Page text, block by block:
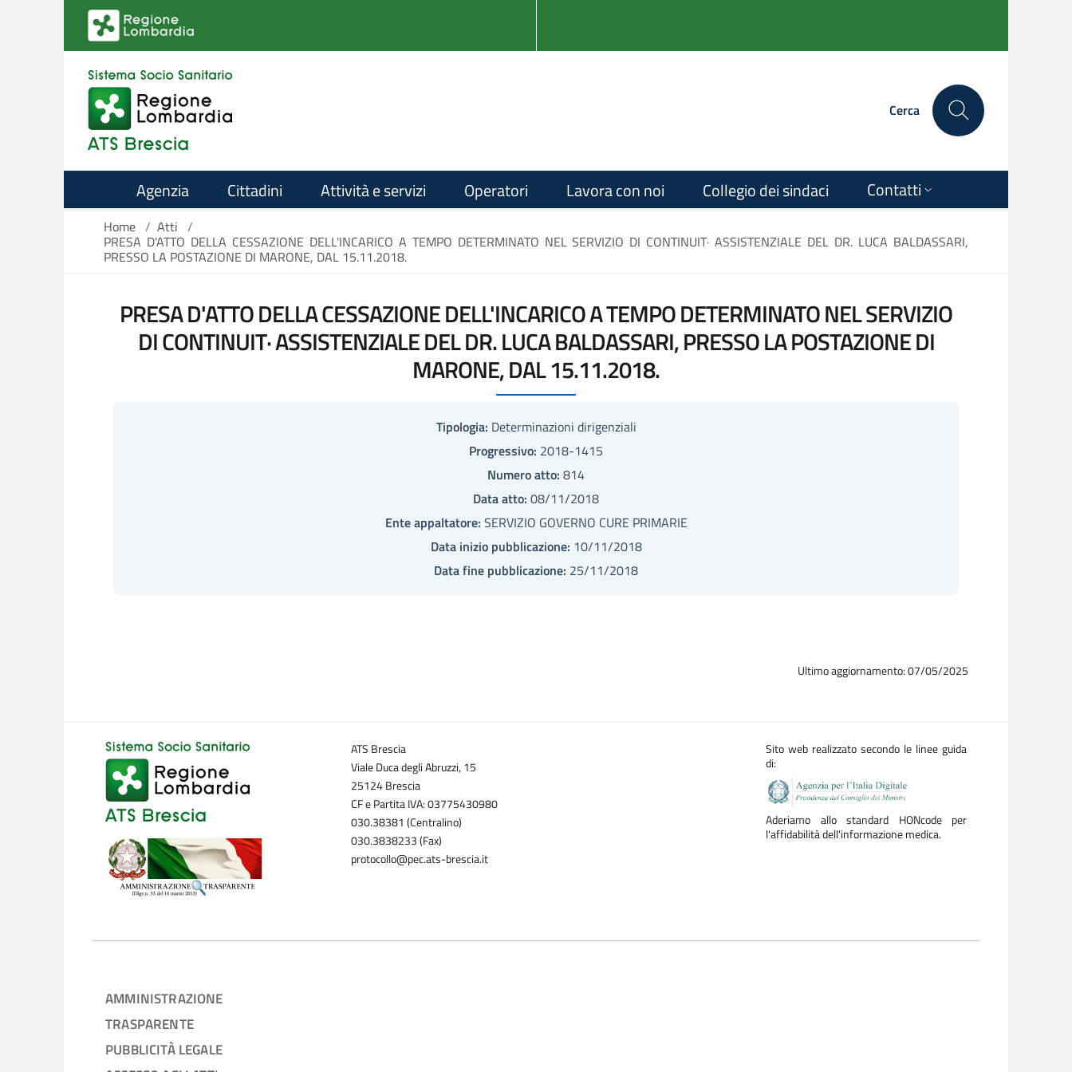
Salta al contenuto principale
Cerca
Agenzia Cittadini Attività e servizi Operatori Lavora con noi Collegio dei sindaci Contatti
Home / Atti /
PRESA D'ATTO DELLA CESSAZIONE DELL'INCARICO A TEMPO DETERMINATO NEL SERVIZIO DI CONTINUIT· ASSISTENZIALE DEL DR. LUCA BALDASSARI,
PRESSO LA POSTAZIONE DI MARONE, DAL 15.11.2018.
PRESA D'ATTO DELLA CESSAZIONE DELL'INCARICO A TEMPO DETERMINATO NEL SERVIZIO
DI CONTINUIT· ASSISTENZIALE DEL DR. LUCA BALDASSARI, PRESSO LA POSTAZIONE DI
MARONE, DAL 15.11.2018.
Tipologia: Determinazioni dirigenziali
Progressivo: 2018-1415
Numero atto: 814
Data atto: 08/11/2018
Ente appaltatore: SERVIZIO GOVERNO CURE PRIMARIE
Data inizio pubblicazione: 10/11/2018
Data fine pubblicazione: 25/11/2018
Ultimo aggiornamento: 07/05/2025
ATS Brescia
Viale Duca degli Abruzzi, 15
25124 Brescia
CF e Partita IVA: 03775430980
030.38381 (Centralino)
030.3838233 (Fax)
protocollo@pec.ats-brescia.it
Sito web realizzato secondo le linee guida
di:
Aderiamo allo standard HONcode per
l'affidabilità dell'informazione medica.
AMMINISTRAZIONE
TRASPARENTE
PUBBLICITÀ LEGALE